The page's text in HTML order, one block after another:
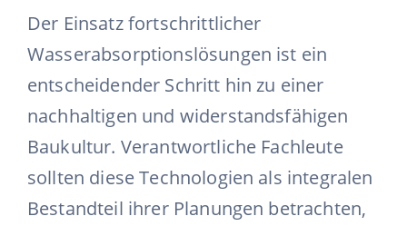
Der Einsatz fortschrittlicher
Wasserabsorptionslösungen ist ein
entscheidender Schritt hin zu einer
nachhaltigen und widerstandsfähigen
Baukultur. Verantwortliche Fachleute
sollten diese Technologien als integralen
Bestandteil ihrer Planungen betrachten,